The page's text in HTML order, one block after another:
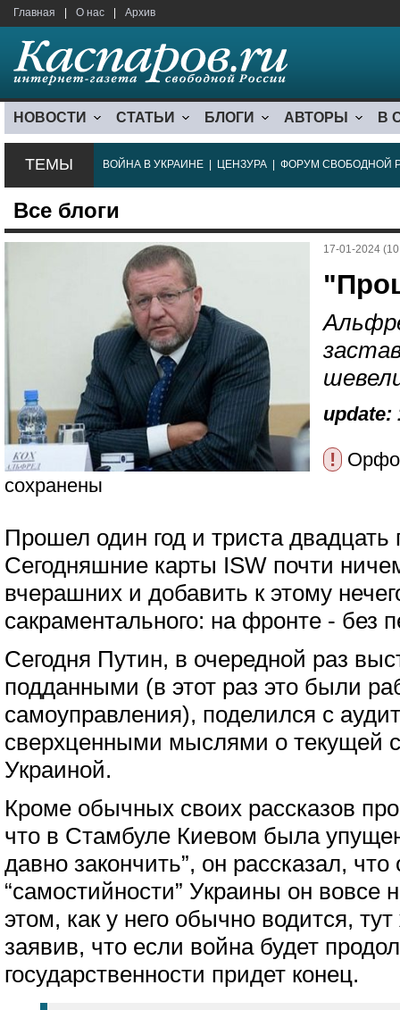
Главная О нас Архив
НОВОСТИ СТАТЬИ БЛОГИ АВТОРЫ В
ТЕМЫ ВОЙНА В УКРАИНЕ ЦЕНЗУРА ФОРУМ СВОБОДНОЙ
Все блоги
17-01-2024
update:
!
сохранены
Прошел один год и триста
Сегодняшние карты ISW почти
вчерашних и добавить к этому
сакраментального: на фронте - без
Сегодня Путин, в очередной раз
подданными (в этот раз это были
самоуправления), поделился с
сверхценными мыслями о текущей
Украиной.
Кроме обычных своих рассказов
что в Стамбуле Киевом была
давно закончить”, он рассказал, что
“самостийности” Украины он вовсе
этом, как у него обычно водится,
заявив, что если война будет
государственности придет конец.